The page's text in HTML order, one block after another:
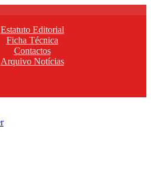
Estatuto Editorial
Ficha Técnica
Contactos
Arquivo Notícias